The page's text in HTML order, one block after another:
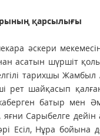
қарсылығы
әскери
асатын шүршіт
тарихшы
рет шайқасып
батыр мен
Сарыбелге
Есіл, Нұра